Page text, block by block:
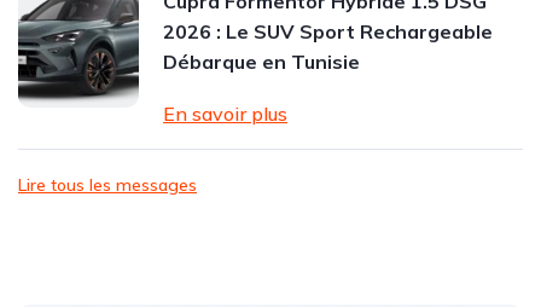
2026 : Le SUV Sport Rechargeable
Débarque en Tunisie
En savoir plus
Lire tous les messages